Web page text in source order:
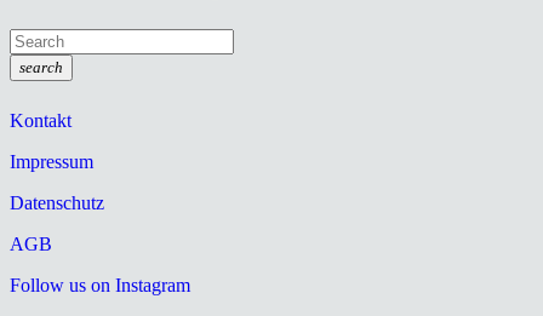
search
Kontakt
Impressum
Datenschutz
AGB
Follow us on Instagram